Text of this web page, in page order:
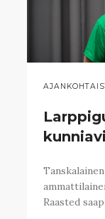
Raasted